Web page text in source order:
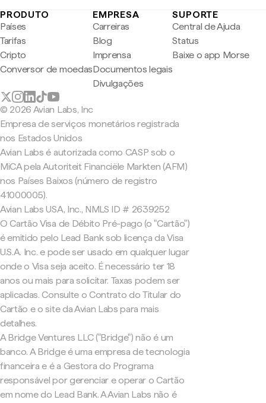
PRODUTO
Países
Tarifas
Cripto
Conversor de moedas
EMPRESA
Carreiras
Blog
Imprensa
Documentos legais
Divulgações
SUPORTE
Central de Ajuda
Status
Baixe o app Morse
© 2026 Avian Labs, Inc
Empresa de serviços monetários registrada
nos Estados Unidos
Avian Labs é autorizada como CASP sob o
MiCA pela Autoriteit Financiële Markten (AFM)
nos Países Baixos (número de registro
41000005).
Avian Labs USA, Inc., NMLS ID # 2639252
O Cartão Visa de Débito Pré-pago (o "Cartão")
é emitido pelo Lead Bank sob licença da Visa
U.S.A. Inc. e pode ser usado em qualquer lugar
onde o Visa seja aceito. É necessário ter 18
anos ou mais para solicitar. Taxas podem ser
aplicadas. Consulte o Contrato do Titular do
Cartão e o site da Avian Labs para mais
detalhes.
A Bridge Ventures LLC ("Bridge") não é um
banco. A Bridge é uma empresa de tecnologia
financeira e é a Gestora do Programa
responsável por gerenciar e operar o Cartão
em nome do Lead Bank. A Avian Labs não é